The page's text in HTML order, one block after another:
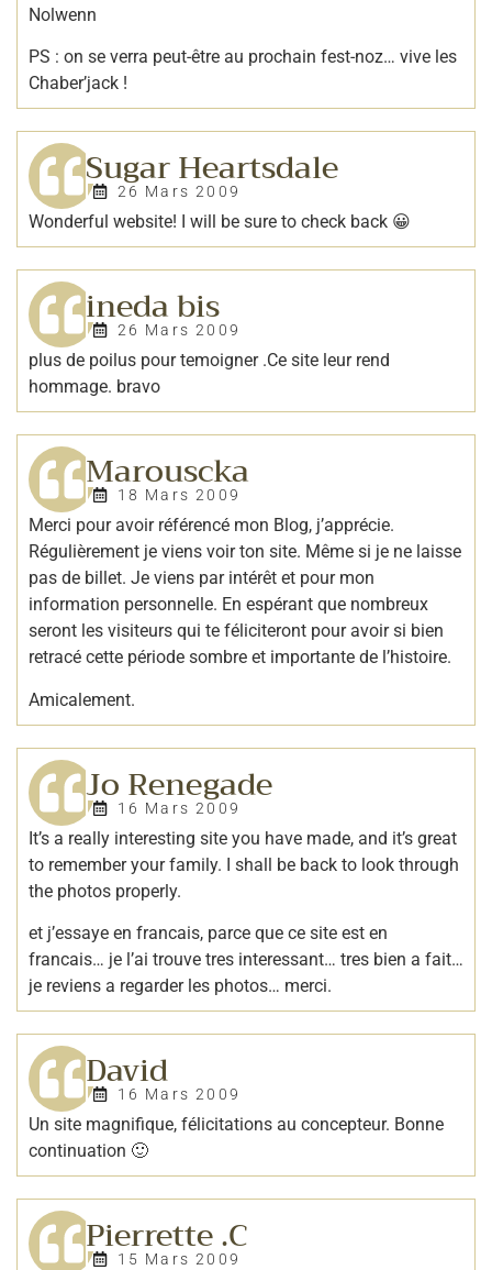
Nolwenn
PS : on se verra peut-être au prochain fest-noz… vive les
Chaber’jack !
Sugar Heartsdale
26 Mars 2009
Wonderful website! I will be sure to check back 😀
ineda bis
26 Mars 2009
plus de poilus pour temoigner .Ce site leur rend
hommage. bravo
Marouscka
18 Mars 2009
Merci pour avoir référencé mon Blog, j’apprécie.
Régulièrement je viens voir ton site. Même si je ne laisse
pas de billet. Je viens par intérêt et pour mon
information personnelle. En espérant que nombreux
seront les visiteurs qui te féliciteront pour avoir si bien
retracé cette période sombre et importante de l’histoire.
Amicalement.
Jo Renegade
16 Mars 2009
It’s a really interesting site you have made, and it’s great
to remember your family. I shall be back to look through
the photos properly.
et j’essaye en francais, parce que ce site est en
francais… je l’ai trouve tres interessant… tres bien a fait…
je reviens a regarder les photos… merci.
David
16 Mars 2009
Un site magnifique, félicitations au concepteur. Bonne
continuation 🙂
Pierrette .C
15 Mars 2009